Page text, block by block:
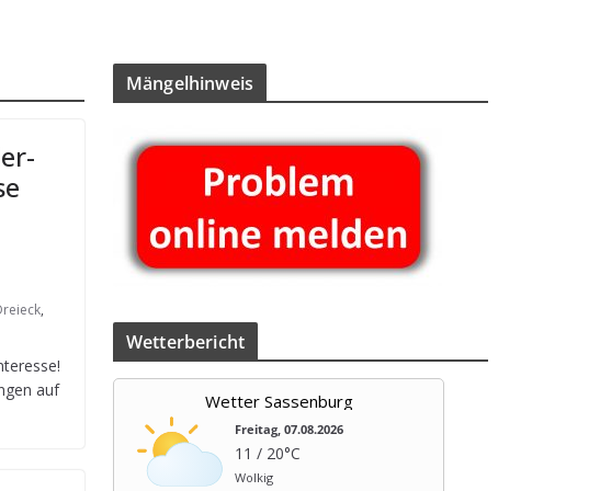
,
auf
Män­gel­hin­weis
Wet­ter­be­richt
Wetter Sassenburg
Freitag, 07.08.2026
11 / 20°C
Wolkig